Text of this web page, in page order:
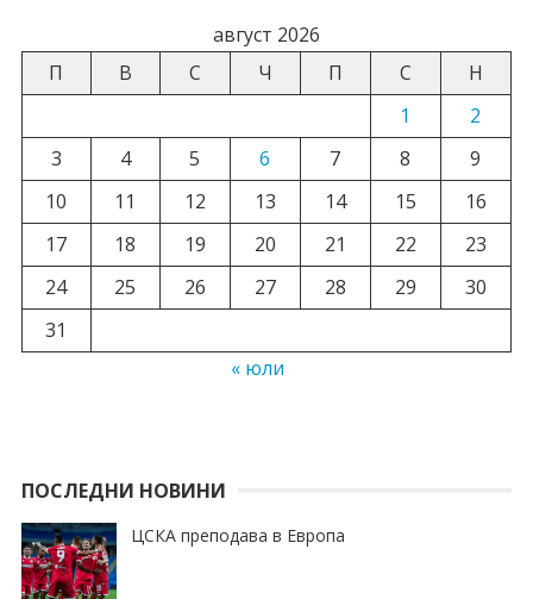
август 2026
П
В С Ч П С
Н
1
2
3
4 5 6 7 8
9
10
11 12 13 14 15
16
17
18 19 20 21 22
23
24
25 26 27 28 29
30
31
« юли
ПОСЛЕДНИ НОВИНИ
ЦСКА преподава в Европа